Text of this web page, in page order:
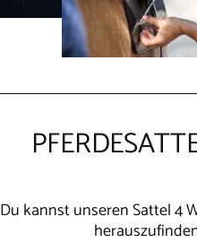
Du kannst unseren Sattel 4